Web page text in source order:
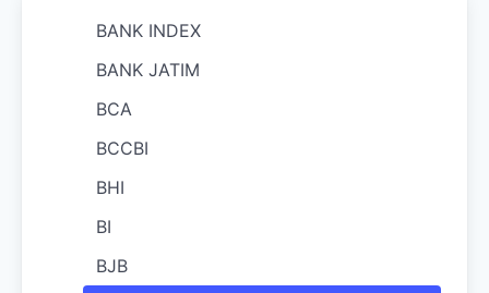
BANK INDEX
BANK JATIM
BCA
BCCBI
BHI
BI
BJB